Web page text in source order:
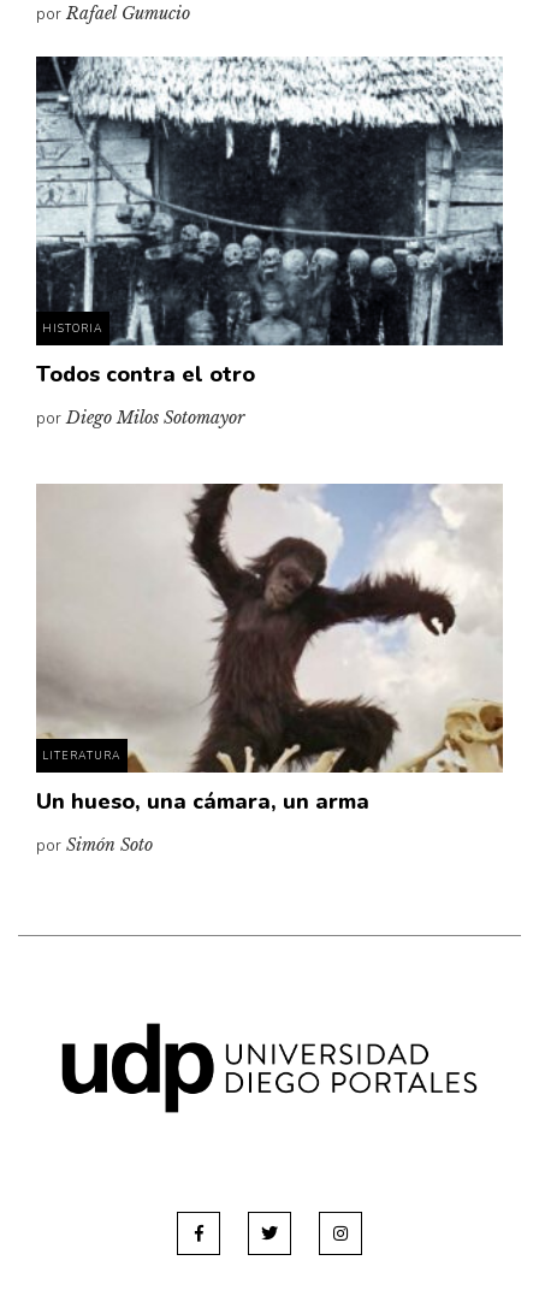
Libros usados
Literatura
Medioambiente
Narrativas visuales
Pensamiento
Pensamiento ilustrado
Personaje
Personajes secundarios
Política
Sociedad
porRafael Gumucio
HISTORIA
Todos contra el otro
porDiego Milos Sotomayor
LITERATURA
Un hueso, una cámara, un arma
por Simón Soto